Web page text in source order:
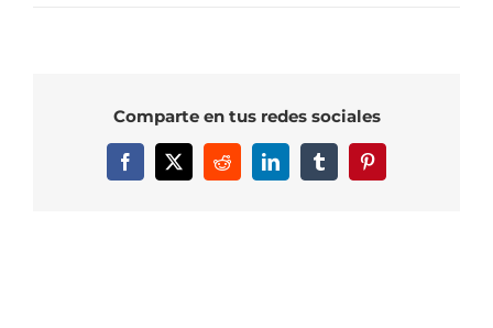
Comparte en tus redes sociales
Facebook
X RedditLinkedInTumblrPinterest